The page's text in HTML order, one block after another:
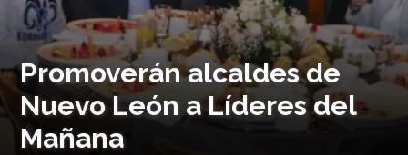
Promoverán alcaldes de
Nuevo León a Líderes del
Mañana